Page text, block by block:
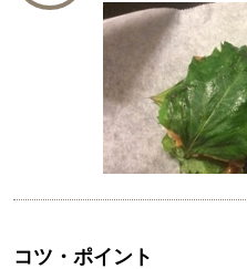
コツ・ポイント